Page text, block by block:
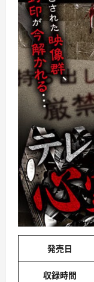
発売日
収録時間